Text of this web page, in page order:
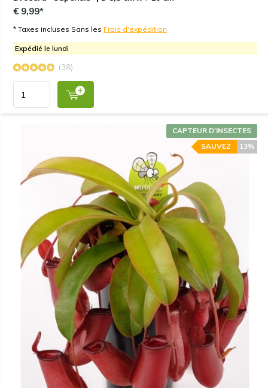
€ 9,99*
* Taxes incluses Sans les Frais d'expédition
Expédié le lundi
(38)
CAPTEUR D'INSECTES
13%
SAUVEZ